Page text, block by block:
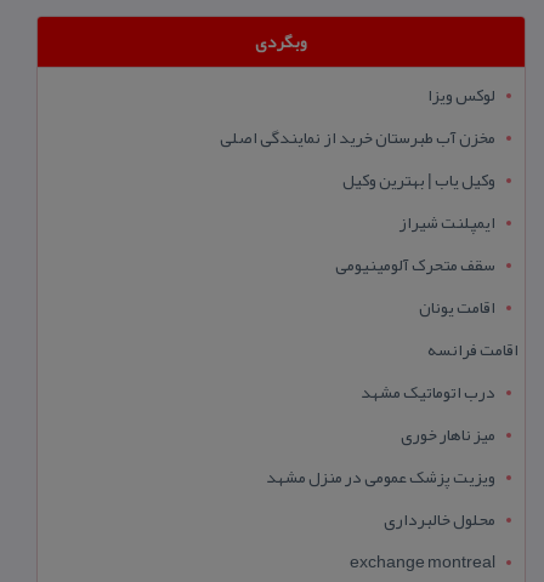
وبگردی
لوکس ویزا
مخزن آب طبرستان خرید از نمایندگی اصلی
وکیل یاب | بهترین وکیل
ایمپلنت شیراز
سقف متحرک آلومینیومی
اقامت یونان
اقامت فرانسه
درب اتوماتیک مشهد
میز ناهار خوری
ویزیت پزشک عمومی در منزل مشهد
محلول خالبرداری
exchange montreal